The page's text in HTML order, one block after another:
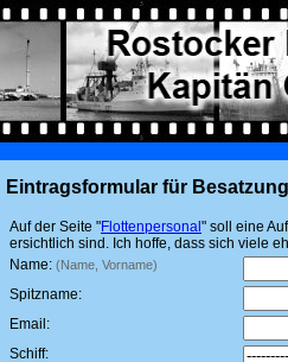
Eintragsformular für
Auf der Seite "Flottenpersonal " soll eine
ersichtlich sind. Ich hoffe, dass sich viele
Name: (Name, Vorname)
Spitzname:
Email:
Schiff: